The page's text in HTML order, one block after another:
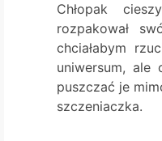
Chłopak
rozpakował
chciałabym
uniwersum, ale
puszczać je
szczeniaczka.